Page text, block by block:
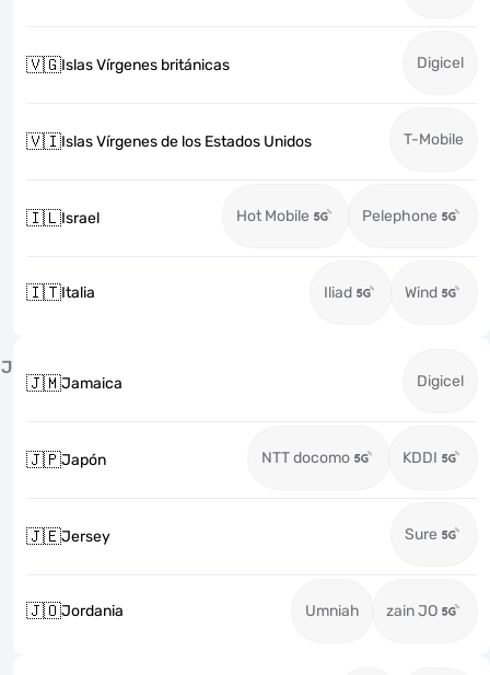
🇻🇬Islas Vírgenes británicas Digicel
🇻🇮Islas Vírgenes de los Estados Unidos T-Mobile
🇮🇱Israel Hot Mobile Pelephone
🇮🇹Italia Iliad Wind
J
🇯🇲Jamaica Digicel
🇯🇵Japón NTT docomo KDDI
🇯🇪Jersey Sure
🇯🇴Jordania Umniah zain JO